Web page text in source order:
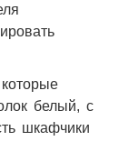
белый, с
шкафчики